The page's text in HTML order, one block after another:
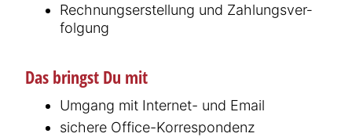
Rechnungs­er­stellung und Zahlungs­ver­
folgung
Das bringst Du mit
Umgang mit Internet- und Email
sichere Office-Korre­spondenz